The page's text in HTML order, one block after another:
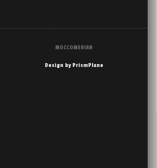
MOCCOMERIAN
Design by PrismPlane